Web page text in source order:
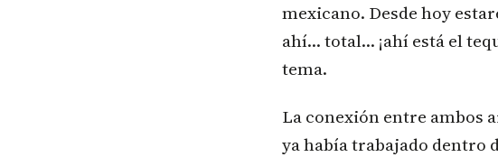
mexicano. Desde hoy
ahí… total… ¡ahí está el
tema.
La conexión entre ambos
ya había trabajado dentro